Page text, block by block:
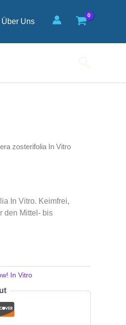
Über Uns
zosterifolia In Vitro
In Vitro. Keimfrei,
den Mittel- bis
In Vitro